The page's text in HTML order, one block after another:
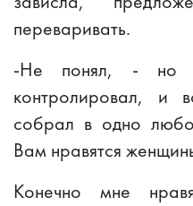
переваривать.
-Не понял, - но
контролировал, и
собрал в одно
Вам нравятся
Конечно мне